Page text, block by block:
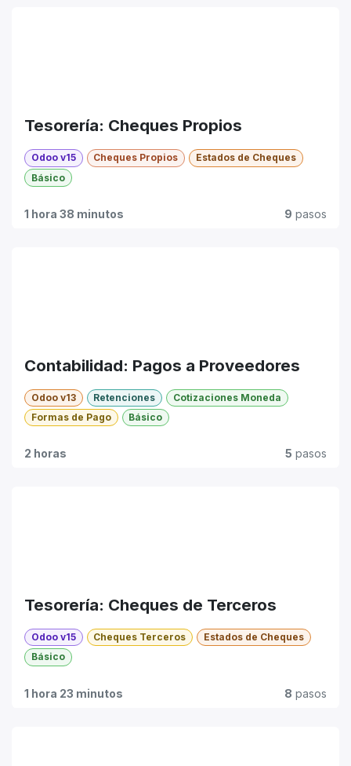
Tesorería: Cheques Propios
Odoo v15 Cheques Propios
Estados de Cheques
Básico
1 hora 38 minutos 9 pasos
Contabilidad: Pagos a Proveedores
Odoo v13 Retenciones
Cotizaciones Moneda
Formas de Pago
Básico
2 horas 5 pasos
Tesorería: Cheques de Terceros
Odoo v15 Cheques Terceros
Estados de Cheques
Básico
1 hora 23 minutos 8 pasos